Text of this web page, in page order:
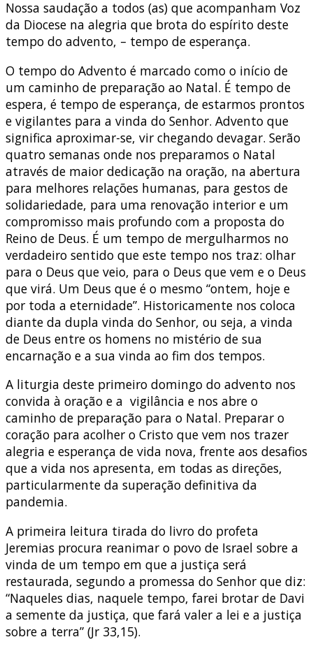
Nossa saudação a todos (as) que acompanham Voz
da Diocese na alegria que brota do espírito deste
tempo do advento, – tempo de esperança.
O tempo do Advento é marcado como o início de
um caminho de preparação ao Natal. É tempo de
espera, é tempo de esperança, de estarmos prontos
e vigilantes para a vinda do Senhor. Advento que
significa aproximar-se, vir chegando devagar. Serão
quatro semanas onde nos preparamos o Natal
através de maior dedicação na oração, na abertura
para melhores relações humanas, para gestos de
solidariedade, para uma renovação interior e um
compromisso mais profundo com a proposta do
Reino de Deus. É um tempo de mergulharmos no
verdadeiro sentido que este tempo nos traz: olhar
para o Deus que veio, para o Deus que vem e o Deus
que virá. Um Deus que é o mesmo “ontem, hoje e
por toda a eternidade”. Historicamente nos coloca
diante da dupla vinda do Senhor, ou seja, a vinda
de Deus entre os homens no mistério de sua
encarnação e a sua vinda ao fim dos tempos.
A liturgia deste primeiro domingo do advento nos
convida à oração e a vigilância e nos abre o
caminho de preparação para o Natal. Preparar o
coração para acolher o Cristo que vem nos trazer
alegria e esperança de vida nova, frente aos desafios
que a vida nos apresenta, em todas as direções,
particularmente da superação definitiva da
pandemia.
A primeira leitura tirada do livro do profeta
Jeremias procura reanimar o povo de Israel sobre a
vinda de um tempo em que a justiça será
restaurada, segundo a promessa do Senhor que diz:
“Naqueles dias, naquele tempo, farei brotar de Davi
a semente da justiça, que fará valer a lei e a justiça
sobre a terra” (Jr 33,15).